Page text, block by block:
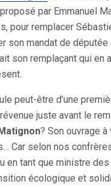
par Emmanuel
pour remplacer
son mandat de députée
son remplaçant qui en
peut-être d’une
juste avant le
? Son ouvrage à
Car selon nos
en tant que ministre
écologique et